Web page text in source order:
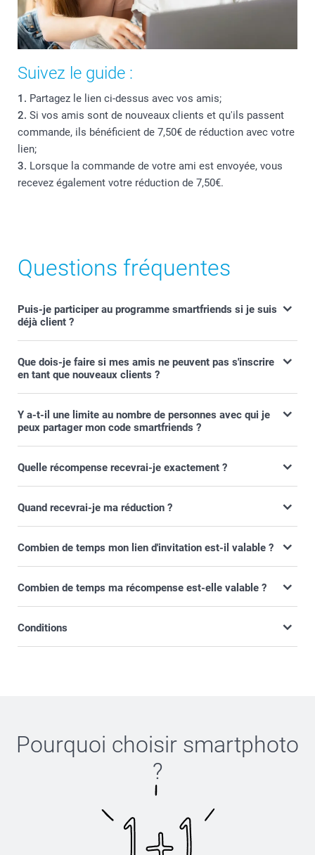
Suivez le guide :
1. Partagez le lien ci-dessus avec vos amis;
2. Si vos amis sont de nouveaux clients et qu'ils passent
commande, ils bénéficient de 7,50€ de réduction avec votre
lien;
3. Lorsque la commande de votre ami est envoyée, vous
recevez également votre réduction de 7,50€.
Questions fréquentes
Puis-je participer au programme smartfriends si je suis
déjà client ?
Que dois-je faire si mes amis ne peuvent pas s'inscrire
en tant que nouveaux clients ?
Y a-t-il une limite au nombre de personnes avec qui je
peux partager mon code smartfriends ?
Quelle récompense recevrai-je exactement ?
Quand recevrai-je ma réduction ?
Combien de temps mon lien d'invitation est-il valable ?
Combien de temps ma récompense est-elle valable ?
Conditions
Pourquoi choisir smartphoto
?